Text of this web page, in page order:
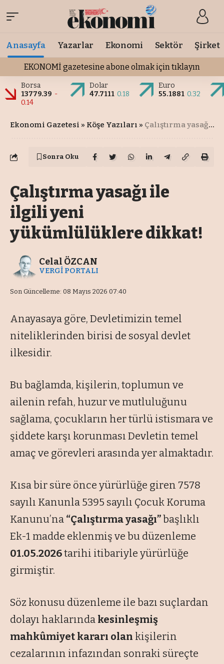
Anasayfa Yazarlar Ekonomi Sektör Şirket
EKONOMİ gazetesine abone olmak için tıklayın
Borsa
13779.39 -
0.14
Dolar
47.7111 0.18
Euro
55.1881 0.32
Ekonomi Gazetesi » Köşe Yazıları » Çalıştırma yasağı ile ilgili yeni yükümlülüklere dikkat!
Sonra Oku
Çalıştırma yasağı ile
ilgili yeni
yükümlülüklere dikkat!
Son Güncelleme: 08 Mayıs 2026 07:40
Celal ÖZCAN
VERGİ PORTALI
Anayasaya göre, Devletimizin temel
niteliklerinden birisi de sosyal devlet
ilkesidir.
Bu bağlamda, kişilerin, toplumun ve
ailenin refah, huzur ve mutluluğunu
sağlama, çocukların her türlü istismara ve
şiddete karşı korunması Devletin temel
amaç ve görevleri arasında yer almaktadır.
Kısa bir süre önce yürürlüğe giren 7578
sayılı Kanunla 5395 sayılı Çocuk Koruma
Kanunu’na “Çalıştırma yasağı”başlıklı
Ek-1 madde eklenmiş ve bu düzenleme
01.05.2026tarihi itibariyle yürürlüğe
girmiştir.
Söz konusu düzenleme ile bazı suçlardan
dolayı haklarında kesinleşmiş
mahkûmiyet kararı olan kişilerin
cezalarının infazından sonraki süreçte